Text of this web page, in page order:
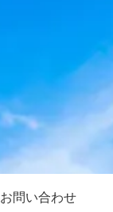
お問い合わせ